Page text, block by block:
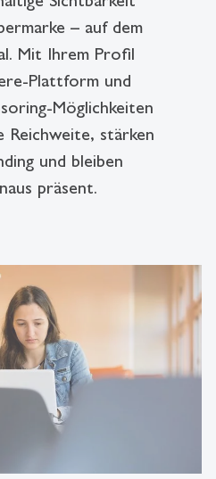
– auf dem
Mit Ihrem Profil
Plattform und
Möglichkeiten
Reichweite, stärken
und bleiben
präsent.